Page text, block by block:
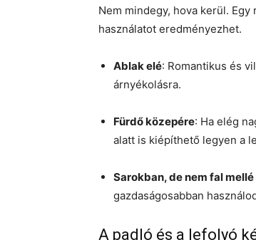
Nem mindegy, hova kerül.
használatot eredményezhet.
Ablak elé: Romantikus és
árnyékolásra.
Fürdő közepére: Ha elég
alatt is kiépíthető legyen a
Sarokban, de nem fal
gazdaságosabban
A padló és a lefolyó